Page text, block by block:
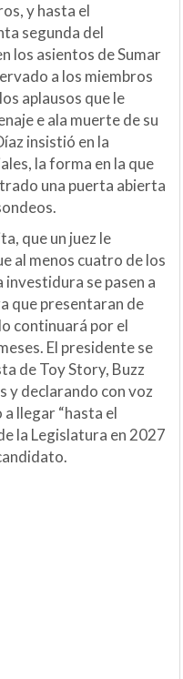
y hasta el
segunda del
los asientos de Sumar
a los miembros
aplausos que le
e ala muerte de su
insistió en la
la forma en la que
una puerta abierta
que un juez le
al menos cuatro de los
investidura se pasen a
que presentaran de
continuará por el
El presidente se
de Toy Story, Buzz
y declarando con voz
llegar “hasta el
la Legislatura en 2027